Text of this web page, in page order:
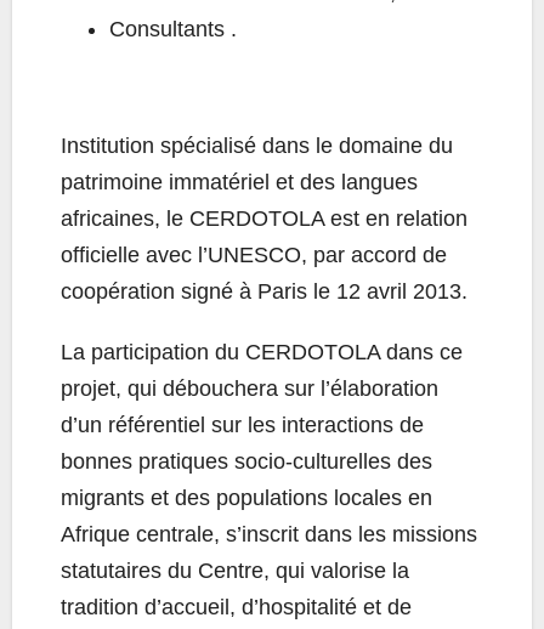
Consultants .
Institution spécialisé dans le domaine du
patrimoine immatériel et des langues
africaines, le CERDOTOLA est en relation
officielle avec l’UNESCO, par accord de
coopération signé à Paris le 12 avril 2013.
La participation du CERDOTOLA dans ce
projet, qui débouchera sur l’élaboration
d’un référentiel sur les interactions de
bonnes pratiques socio-culturelles des
migrants et des populations locales en
Afrique centrale, s’inscrit dans les missions
statutaires du Centre, qui valorise la
tradition d’accueil, d’hospitalité et de